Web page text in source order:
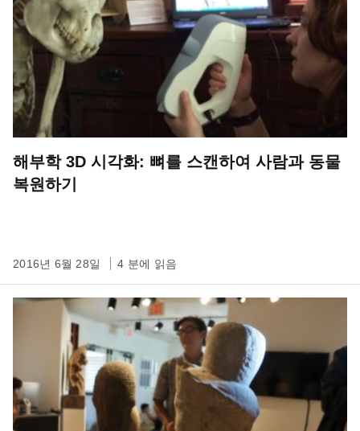
해부학 3D 시각화: 뼈를 스캔하여 사람과 동물
복원하기
2016년 6월 28일 4 분에 읽음